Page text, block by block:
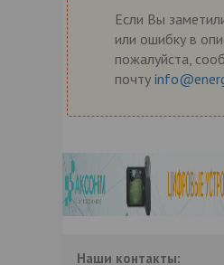
Если Вы
или ошибку в
пожалуйста,
почту
Наши контакты: